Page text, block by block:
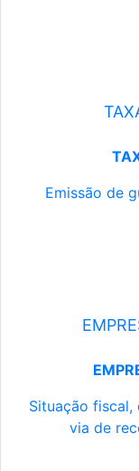
Emissão de
Situação
via de